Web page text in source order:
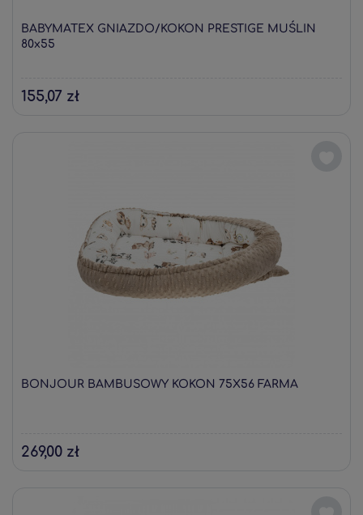
BABYMATEX GNIAZDO/KOKON PRESTIGE MUŚLIN
80x55
155,07 zł
BONJOUR BAMBUSOWY KOKON 75X56 FARMA
269,00 zł